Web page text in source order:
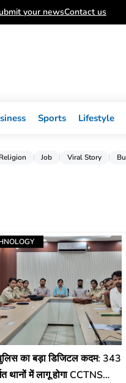
your newsContact us
Sports Lifestyle
Religion Job Viral Story
का बड़ा डिजिटल कदम: 343
थानों में लागू होगा CCTNS